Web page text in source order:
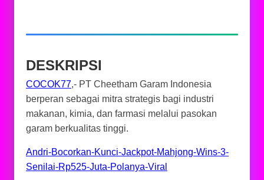
DESKRIPSI
COCOK77,- PT Cheetham Garam Indonesia
berperan sebagai mitra strategis bagi industri
makanan, kimia, dan farmasi melalui pasokan
garam berkualitas tinggi.
Andri-Bocorkan-Kunci-Jackpot-Mahjong-Wins-3-
Senilai-Rp525-Juta-Polanya-Viral